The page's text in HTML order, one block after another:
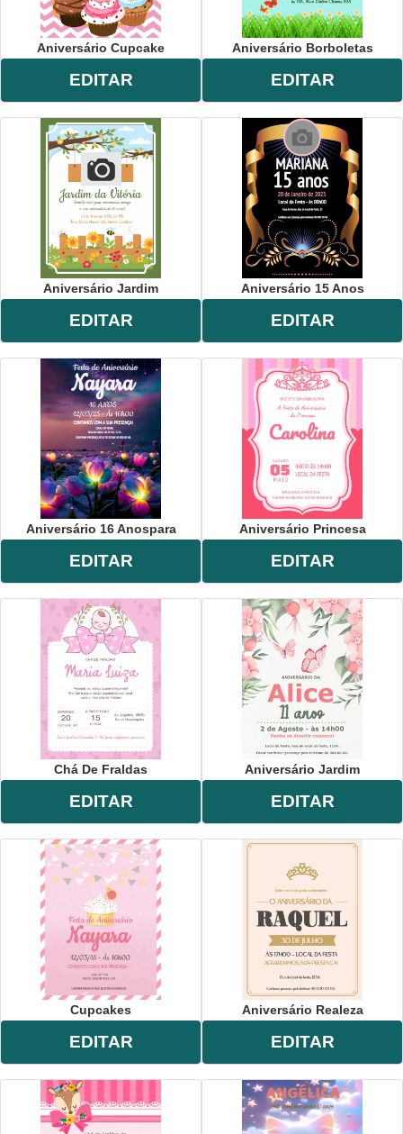
Aniversário Cupcake
EDITAR
Aniversário Borboletas
EDITAR
Aniversário Jardim
EDITAR
Aniversário 15 Anos
EDITAR
Aniversário 16 Anospara
EDITAR
Aniversário Princesa
EDITAR
Chá De Fraldas
EDITAR
Aniversário Jardim
EDITAR
Cupcakes
EDITAR
Aniversário Realeza
EDITAR